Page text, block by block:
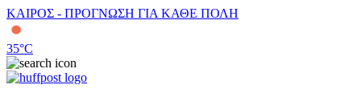
ΚΑΙΡΟΣ - ΠΡΟΓΝΩΣΗ ΓΙΑ ΚΑΘΕ ΠΟΛΗ
35°C